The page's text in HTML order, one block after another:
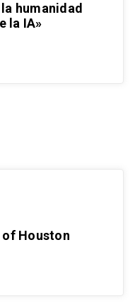
humanidad
la IA»
of Houston